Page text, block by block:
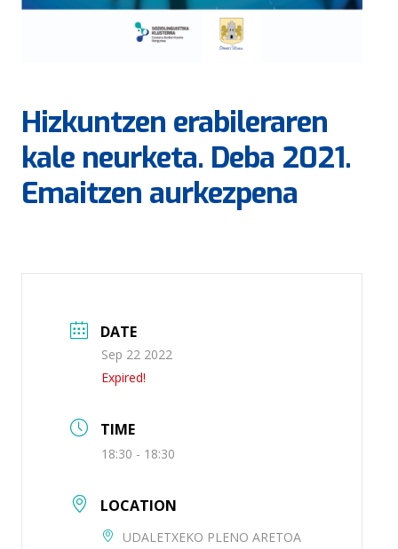
Hizkuntzen erabileraren
kale neurketa. Deba 2021.
Emaitzen aurkezpena
DATE
Sep 22 2022
Expired!
TIME
18:30 - 18:30
LOCATION
UDALETXEKO PLENO ARETOA